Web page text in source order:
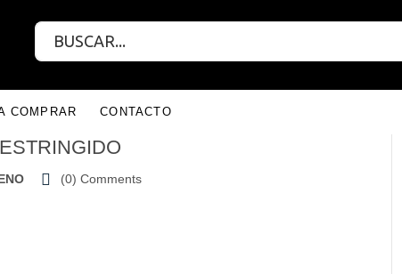
COMPRAR CONTACTO
(0) Comments